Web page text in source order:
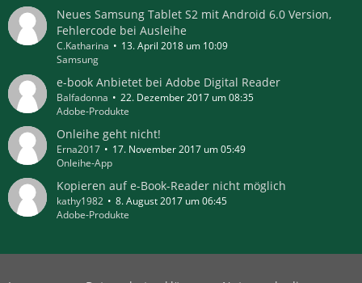
Neues Samsung Tablet S2 mit Android 6.0 Version,
Fehlercode bei Ausleihe
C.Katharina
13. April 2018 um 10:09
Samsung
e-book Anbietet bei Adobe Digital Reader
Balfadonna
22. Dezember 2017 um 08:35
Adobe-Produkte
Onleihe geht nicht!
Erna2017
17. November 2017 um 05:49
Onleihe-App
Kopieren auf e-Book-Reader nicht möglich
kathy1982
8. August 2017 um 06:45
Adobe-Produkte